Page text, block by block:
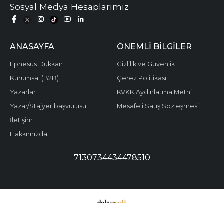
Sosyal Medya Hesaplarımız
ANASAYFA
Ephesus Dükkan
Kurumsal (B2B)
Yazarlar
Yazar/Stajyer başvurusu
İletişim
Hakkımızda
ÖNEMLI BILGILER
Gizlilik ve Güvenlik
Çerez Politikası
KVKK Aydınlatma Metni
Mesafeli Satış Sözleşmesi
7130734434478510